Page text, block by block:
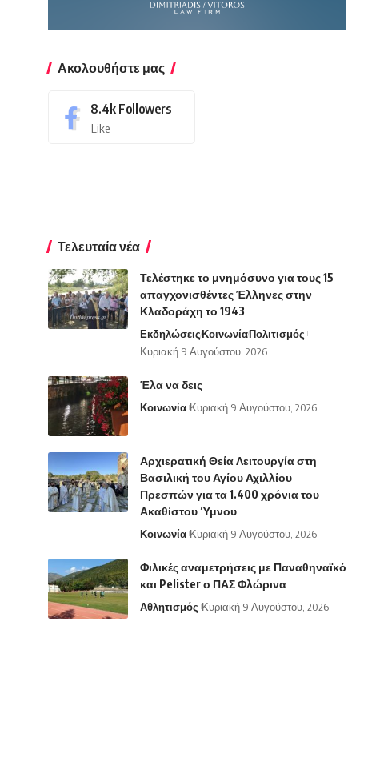
Ακολουθήστε μας
8.4k Followers
Like
Τελευταία νέα
Τελέστηκε το μνημόσυνο για τους 15
απαγχονισθέντες Έλληνες στην
Κλαδοράχη το 1943
ΕκδηλώσειςΚοινωνίαΠολιτισμός
Κυριακή 9 Αυγούστου, 2026
Έλα να δεις
Κοινωνία Κυριακή 9 Αυγούστου, 2026
Αρχιερατική Θεία Λειτουργία στη
Βασιλική του Αγίου Αχιλλίου
Πρεσπών για τα 1.400 χρόνια του
Ακαθίστου Ύμνου
Κοινωνία Κυριακή 9 Αυγούστου, 2026
Φιλικές αναμετρήσεις με Παναθηναϊκό
και Pelister ο ΠΑΣ Φλώρινα
Αθλητισμός Κυριακή 9 Αυγούστου, 2026